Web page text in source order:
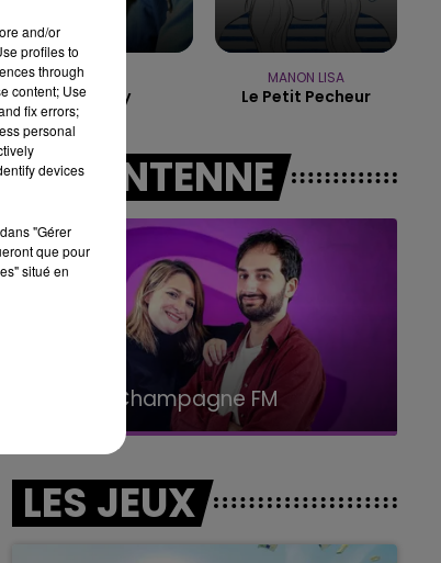
Replay
MANON LISA
Le Petit Pecheur
A L'ANTENNE
LA POP MACHINE - CHAMPAGNE FM
LES JEUX
and/or
profiles to
through
content; Use
fix errors;
personal
devices
"Gérer
que pour
situé en